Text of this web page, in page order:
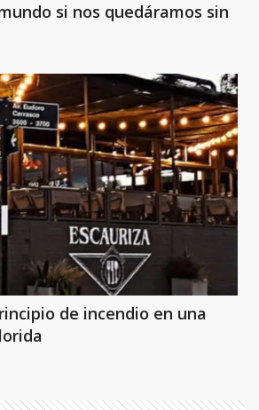
si nos quedáramos sin
de incendio en una